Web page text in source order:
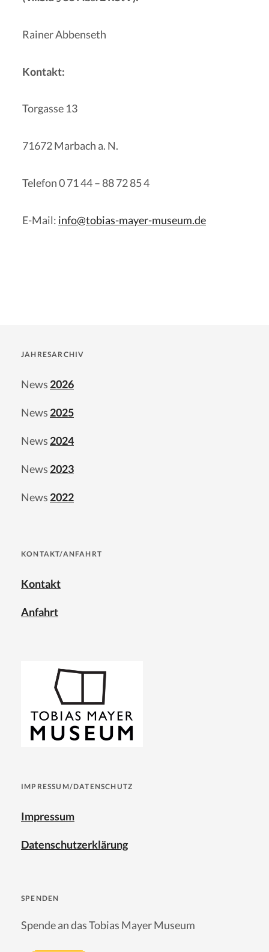
Rainer Abbenseth
Kontakt:
Torgasse 13
71672 Marbach a. N.
Telefon 0 71 44 – 88 72 85 4
E-Mail: info@tobias-mayer-museum.de
JAHRESARCHIV
News 2026
News 2025
News 2024
News 2023
News 2022
KONTAKT/ANFAHRT
Kontakt
Anfahrt
IMPRESSUM/DATENSCHUTZ
Impressum
Datenschutzerklärung
SPENDEN
Spende an das Tobias Mayer Museum